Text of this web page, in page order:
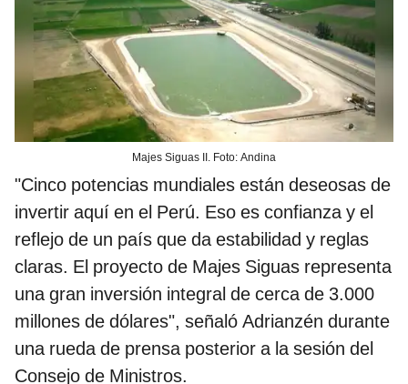
Majes Siguas II. Foto: Andina
"Cinco potencias mundiales están deseosas de
invertir aquí en el Perú. Eso es confianza y el
reflejo de un país que da estabilidad y reglas
claras. El proyecto de Majes Siguas representa
una gran inversión integral de cerca de 3.000
millones de dólares", señaló Adrianzén durante
una rueda de prensa posterior a la sesión del
Consejo de Ministros.